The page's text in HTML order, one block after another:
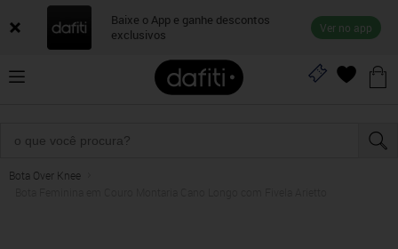
Baixe o App e ganhe descontos
exclusivos
Ver no app
Bota Over Knee